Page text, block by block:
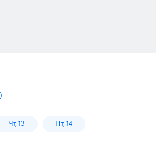
)
Чт, 13 Пт, 14